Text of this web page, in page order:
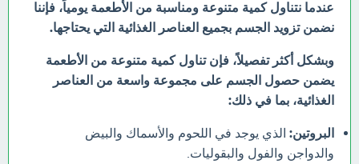
عندما نتناول كمية متنوعة ومناسبة من الأطعمة يومياً، فإننا
نضمن تزويد الجسم بجميع العناصر الغذائية التي يحتاجها.
وبشكل أكثر تفصيلاً، فإن تناول كمية متنوعة من الأطعمة
يضمن حصول الجسم على مجموعة واسعة من العناصر
الغذائية، بما في ذلك:
البروتين: الذي يوجد في اللحوم والأسماك والبيض
والدواجن والفول والبقوليات.